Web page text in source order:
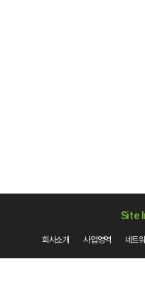
Site
회사소개 사업영역 네트